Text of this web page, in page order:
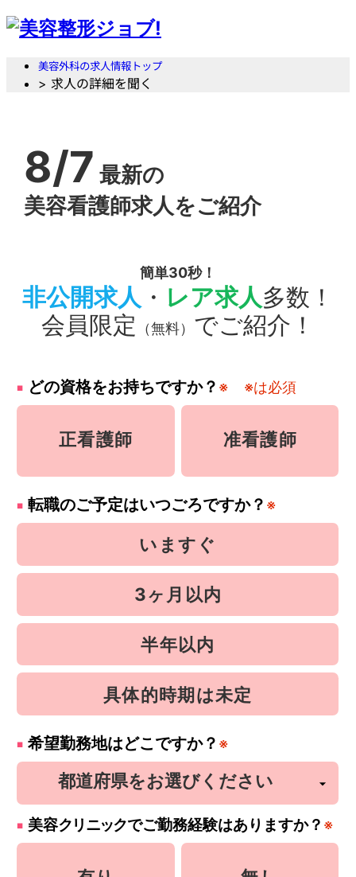
美容外科の求人情報トップ
> 求人の詳細を聞く
8/7 最新の
美容看護師求人をご紹介
簡単30秒！
非公開求人 ・ レア求人多数！
会員限定
（無料） でご紹介！
どの資格をお持ちですか？ ※ ※は必須
正看護師 准看護師
転職のご予定はいつごろですか？ ※
いますぐ
3ヶ月以内
半年以内
具体的時期は未定
希望勤務地はどこですか？ ※
美容クリニックでご勤務経験はありますか？ ※